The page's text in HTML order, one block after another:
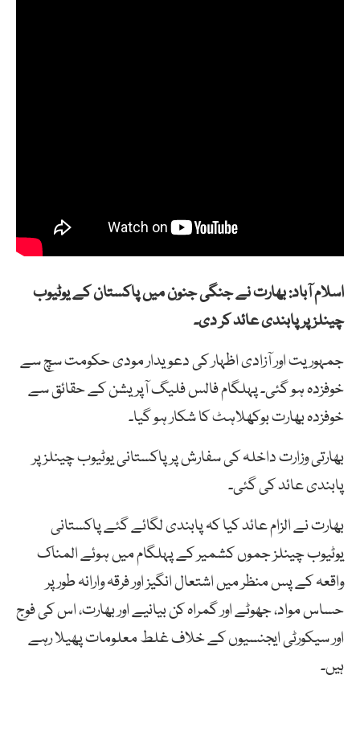
اسلام آباد: بھارت نے جنگی جنون میں پاکستان کے یوٹیوب
چینلز پر پابندی عائد کر دی۔
جمہوریت اور آزادی اظہار کی دعویدار مودی حکومت سچ سے
خوفزدہ ہو گئی۔ پہلگام فالس فلیگ آپریشن کے حقائق سے
خوفزدہ بھارت بوکھلاہٹ کا شکار ہو گیا۔
بھارتی وزارت داخلہ کی سفارش پر پاکستانی یوٹیوب چینلز پر
پابندی عائد کی گئی۔
بھارت نے الزام عائد کیا کہ پابندی لگائے گئے پاکستانی
یوٹیوب چینلز جموں کشمیر کے پہلگام میں ہوئے المناک
واقعہ کے پس منظر میں اشتعال انگیز اور فرقہ وارانہ طور پر
حساس مواد، جھوٹے اور گمراہ کن بیانیے اور بھارت، اس کی فوج
اور سیکورٹی ایجنسیوں کے خلاف غلط معلومات پھیلا رہے
ہیں۔